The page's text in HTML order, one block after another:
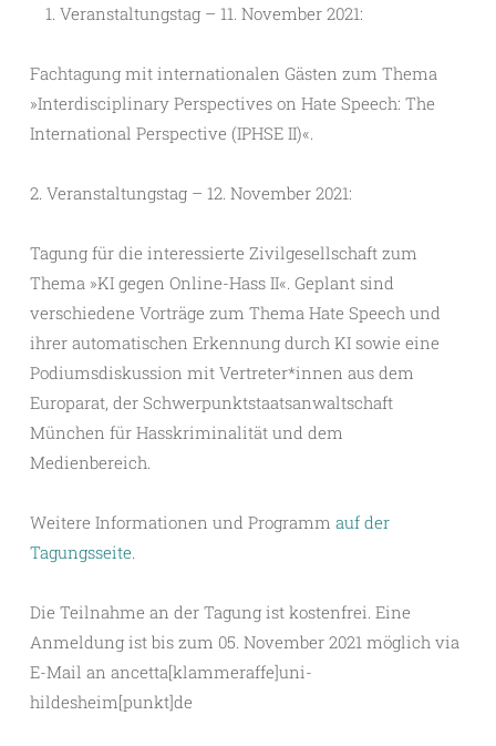
Veranstaltungstag – 11. November 2021:
Fachtagung mit internationalen Gästen zum Thema
»Interdisciplinary Perspectives on Hate Speech: The
International Perspective (IPHSE II)«.
2. Veranstaltungstag – 12. November 2021:
Tagung für die interessierte Zivilgesellschaft zum
Thema »KI gegen Online-Hass II«. Geplant sind
verschiedene Vorträge zum Thema Hate Speech und
ihrer automatischen Erkennung durch KI sowie eine
Podiumsdiskussion mit Vertreter*innen aus dem
Europarat, der Schwerpunktstaatsanwaltschaft
München für Hasskriminalität und dem
Medienbereich.
Weitere Informationen und Programm auf der
Tagungsseite.
Die Teilnahme an der Tagung ist kostenfrei. Eine
Anmeldung ist bis zum 05. November 2021 möglich via
E-Mail an ancetta[klammeraffe]uni-
hildesheim[punkt]de